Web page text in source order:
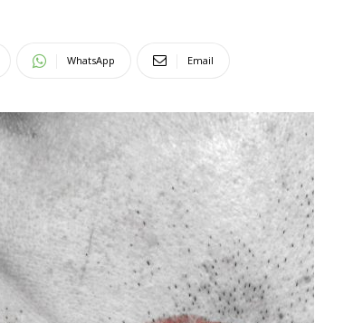
WhatsApp Email